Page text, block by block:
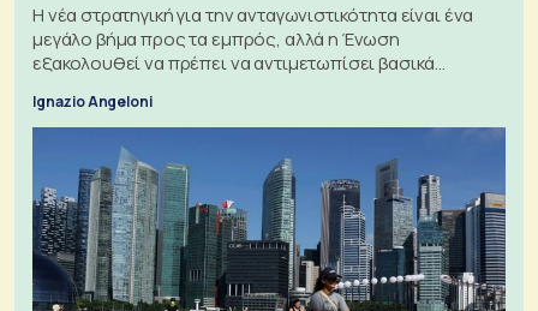
Η νέα στρατηγική για την ανταγωνιστικότητα είναι ένα
μεγάλο βήμα προς τα εμπρός, αλλά η Ένωση
εξακολουθεί να πρέπει να αντιμετωπίσει βασικά
Ignazio Angeloni